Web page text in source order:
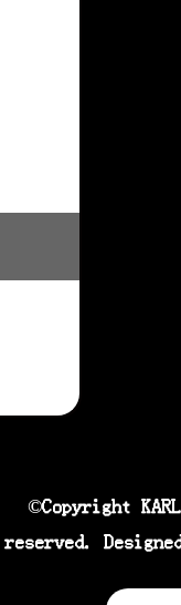
©Copyright
reserved.